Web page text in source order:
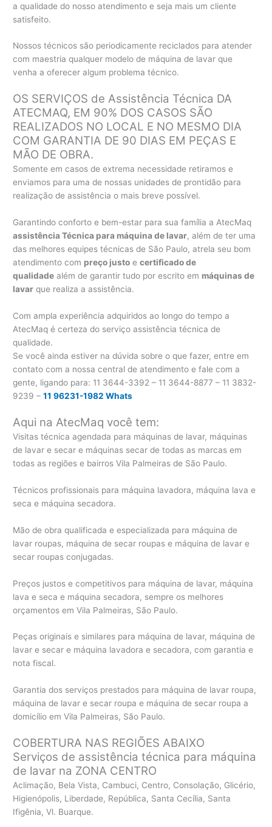
a qualidade do nosso atendimento e seja mais um cliente
satisfeito.
Nossos técnicos são periodicamente reciclados para atender
com maestria qualquer modelo de máquina de lavar que
venha a oferecer algum problema técnico.
OS SERVIÇOS de Assistência Técnica DA
ATECMAQ, EM 90% DOS CASOS SÃO
REALIZADOS NO LOCAL E NO MESMO DIA
COM GARANTIA DE 90 DIAS EM PEÇAS E
MÃO DE OBRA.
Somente em casos de extrema necessidade retiramos e
enviamos para uma de nossas unidades de prontidão para
realização de assistência o mais breve possível.
Garantindo conforto e bem-estar para sua família a AtecMaq
assistência Técnica para máquina de lavar, além de ter uma
das melhores equipes técnicas de São Paulo, atrela seu bom
atendimento com preço justo ecertificado de
qualidade além de garantir tudo por escrito em máquinas de
lavar que realiza a assistência.
Com ampla experiência adquiridos ao longo do tempo a
AtecMaq é certeza do serviço assistência técnica de
qualidade.
Se você ainda estiver na dúvida sobre o que fazer, entre em
contato com a nossa central de atendimento e fale com a
gente, ligando para: 11 3644-3392 – 11 3644-8877 – 11 3832-
9239 –11 96231-1982 Whats
Aqui na AtecMaq você tem:
Visitas técnica agendada para máquinas de lavar, máquinas
de lavar e secar e máquinas secar de todas as marcas em
todas as regiões e bairros Vila Palmeiras de São Paulo.
Técnicos profissionais para máquina lavadora, máquina lava e
seca e máquina secadora.
Mão de obra qualificada e especializada para máquina de
lavar roupas, máquina de secar roupas e máquina de lavar e
secar roupas conjugadas.
Preços justos e competitivos para máquina de lavar, máquina
lava e seca e máquina secadora, sempre os melhores
orçamentos em Vila Palmeiras, São Paulo.
Peças originais e similares para máquina de lavar, máquina de
lavar e secar e máquina lavadora e secadora, com garantia e
nota fiscal.
Garantia dos serviços prestados para máquina de lavar roupa,
máquina de lavar e secar roupa e máquina de secar roupa a
domicílio em Vila Palmeiras, São Paulo.
COBERTURA NAS REGIÕES ABAIXO
Serviços de assistência técnica para máquina
de lavar na ZONA CENTRO
Aclimação, Bela Vista, Cambuci, Centro, Consolação, Glicério,
Higienópolis, Liberdade, República, Santa Cecília, Santa
Ifigênia, Vl. Buarque.